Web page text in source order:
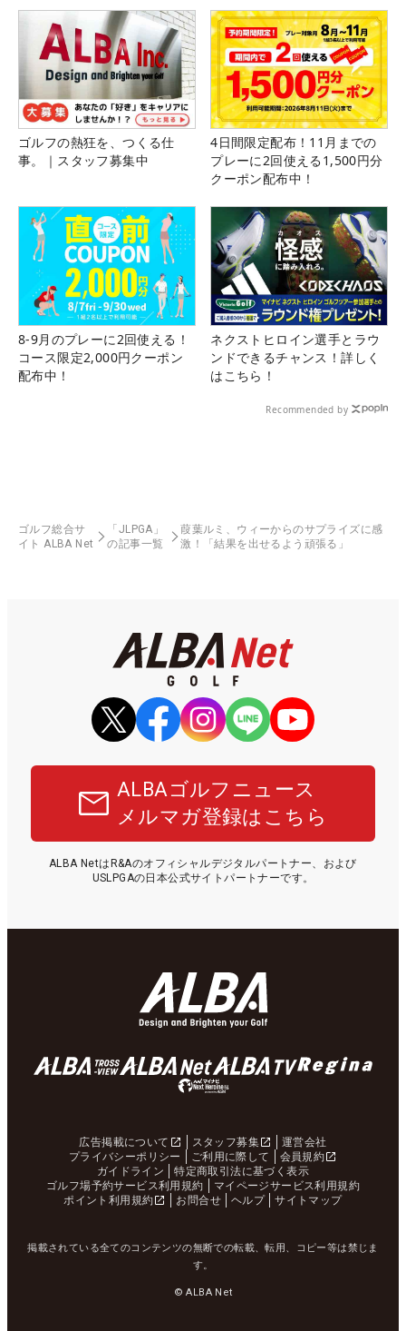
ゴルフの熱狂を、つくる仕
事。｜スタッフ募集中
4日間限定配布！11月までの
プレーに2回使える1,500円分
クーポン配布中！
8-9月のプレーに2回使える！
コース限定2,000円クーポン
配布中！
ネクストヒロイン選手とラウ
ンドできるチャンス！詳しく
はこちら！
Recommended by
ゴルフ総合サ
イト ALBA Net
「JLPGA」
の記事一覧
葭葉ルミ、ウィーからのサプライズに感
激！「結果を出せるよう頑張る」
ALBAゴルフニュース
メルマガ登録はこちら
ALBA NetはR&Aのオフィシャルデジタルパートナー、および
USLPGAの日本公式サイトパートナーです。
広告掲載について スタッフ募集
運営会社
プライバシーポリシー
ご利用に際して
会員規約
ガイドライン
特定商取引法に基づく表示
ゴルフ場予約サービス利用規約
マイページサービス利用規約
ポイント利用規約
お問合せ ヘルプ サイトマップ
掲載されている全てのコンテンツの無断での転載、転用、コピー等は禁じま
す。
© ALBA Net